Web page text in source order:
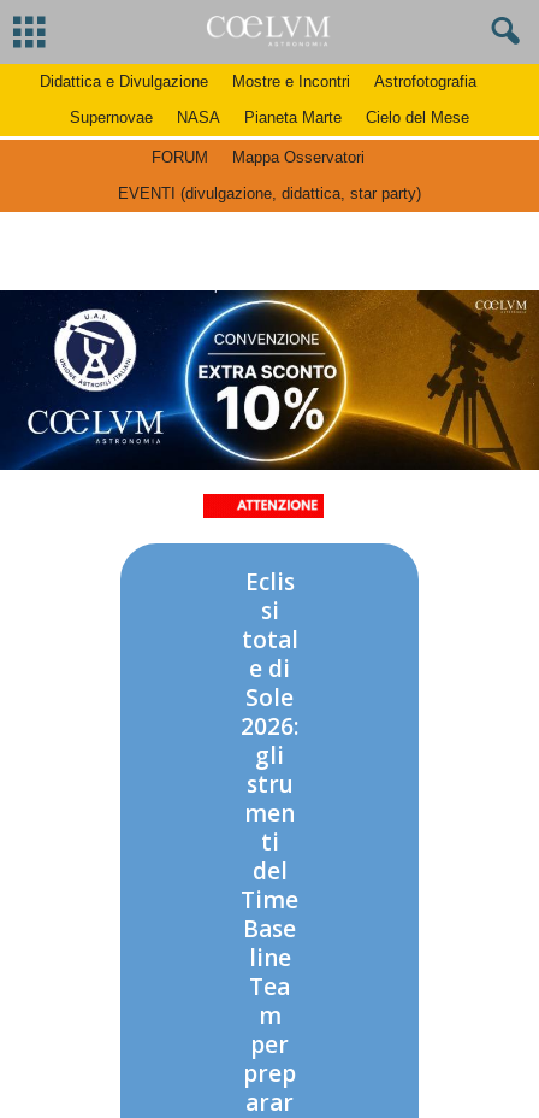
Didattica e Divulgazione Mostre e Incontri
Astrofotografia
Supernovae
NASA Pianeta Marte Cielo del Mese
FORUM
Mappa Osservatori
EVENTI (divulgazione, didattica, star party)
Eclis
si
total
e di
Sole
2026:
gli
stru
men
ti
del
Time
Base
line
Tea
m
per
prep
arar